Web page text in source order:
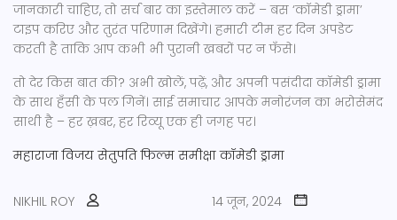
जानकारी चाहिए, तो सर्च बार का इस्तेमाल करें – बस ‘कॉमेडी ड्रामा’
टाइप करिए और तुरंत परिणाम दिखेंगे। हमारी टीम हर दिन अपडेट
करती है ताकि आप कभी भी पुरानी खबरों पर न फँसे।
तो देर किस बात की? अभी खोलें, पढ़ें, और अपनी पसंदीदा कॉमेडी ड्रामा
के साथ हँसी के पल गिनें। साई समाचार आपके मनोरंजन का भरोसेमंद
साथी है – हर ख़बर, हर रिव्यू एक ही जगह पर।
महाराजा विजय सेतुपति फिल्म समीक्षा कॉमेडी ड्रामा
NIKHIL ROY
14 जून, 2024